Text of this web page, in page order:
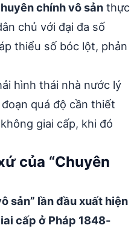
chính vô sản thực
chủ với đại đa số
thiểu số bóc lột, phản
hình thái nhà nước lý
quá độ cần thiết
giai cấp, khi đó
của “Chuyên
sản” lần đầu xuất hiện
cấp ở Pháp 1848-